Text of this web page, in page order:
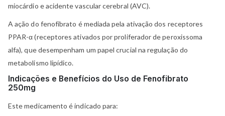
miocárdio e acidente vascular cerebral (AVC).
A ação do fenofibrato é mediada pela ativação dos receptores
PPAR-α (receptores ativados por proliferador de peroxissoma
alfa), que desempenham um papel crucial na regulação do
metabolismo lipídico.
Indicações e Benefícios do Uso de Fenofibrato
250mg
Este medicamento é indicado para: